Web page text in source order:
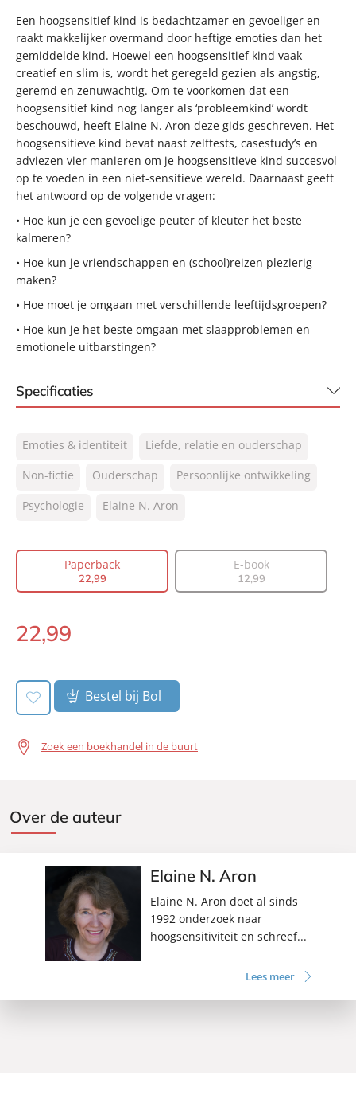
Een hoogsensitief kind is bedachtzamer en gevoeliger en
raakt makkelijker overmand door heftige emoties dan het
gemiddelde kind. Hoewel een hoogsensitief kind vaak
creatief en slim is, wordt het geregeld gezien als angstig,
geremd en zenuwachtig. Om te voorkomen dat een
hoogsensitief kind nog langer als ‘probleemkind’ wordt
beschouwd, heeft Elaine N. Aron deze gids geschreven. Het
hoogsensitieve kind bevat naast zelftests, casestudy’s en
adviezen vier manieren om je hoogsensitieve kind succesvol
op te voeden in een niet-sensitieve wereld. Daarnaast geeft
het antwoord op de volgende vragen:
• Hoe kun je een gevoelige peuter of kleuter het beste
kalmeren?
• Hoe kun je vriendschappen en (school)reizen plezierig
maken?
• Hoe moet je omgaan met verschillende leeftijdsgroepen?
• Hoe kun je het beste omgaan met slaapproblemen en
emotionele uitbarstingen?
Specificaties
NUR:
770
Type:
Paperback
Auteur(s):
Verschijningsdatum:
19-11-2019
Emoties & identiteit
Liefde, relatie en ouderschap
Non-fictie
Ouderschap
Persoonlijke ontwikkeling
Psychologie
Elaine N. Aron
Paperback
22,99
E-book
12,99
Paperback:
22,99
Bestel bij Bol
Zoek een boekhandel in de buurt
Over de auteur
Elaine N. Aron
Elaine N. Aron doet al sinds
1992 onderzoek naar
hoogsensitiviteit en schreef...
Lees meer